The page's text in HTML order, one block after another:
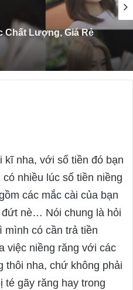
Và Thư Giãn
Minh
kĩ nha, với số tiền đó bạn
nhiều lúc số tiền niềng
các mắc cài của bạn
nè… Nói chung là hỏi
mình có cần trả tiền
việc niềng răng với các
thôi nha, chứ không phải
té gãy răng hay trong